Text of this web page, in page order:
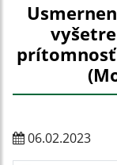
prítomnosť
06.02.2023